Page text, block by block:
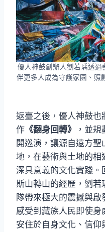
優人神鼓創辦人劉若瑀透過
伴更多人成為守護家園、照
返臺之後，優人神鼓也
作 《翻身回轉》
，並
開巡演，讓源自遠方
地，在藝術與土地的相
深具意義的文化實踐
斯山轉山的經歷，劉若
隊帶來極大的震撼與啟
感受到藏族人民即使
安住於自身文化、信